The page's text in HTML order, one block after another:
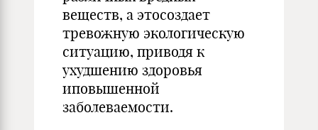
веществ, а этосоздает
тревожную экологическую
ситуацию, приводя к
ухудшению здоровья
иповышенной
заболеваемости.